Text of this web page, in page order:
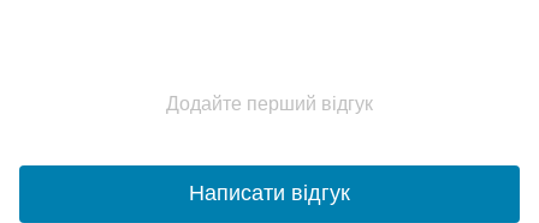
Додайте перший відгук
Написати відгук